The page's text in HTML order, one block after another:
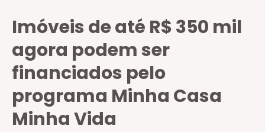
Imóveis de até R$ 350 mil
agora podem ser
financiados pelo
programa Minha Casa
Minha Vida